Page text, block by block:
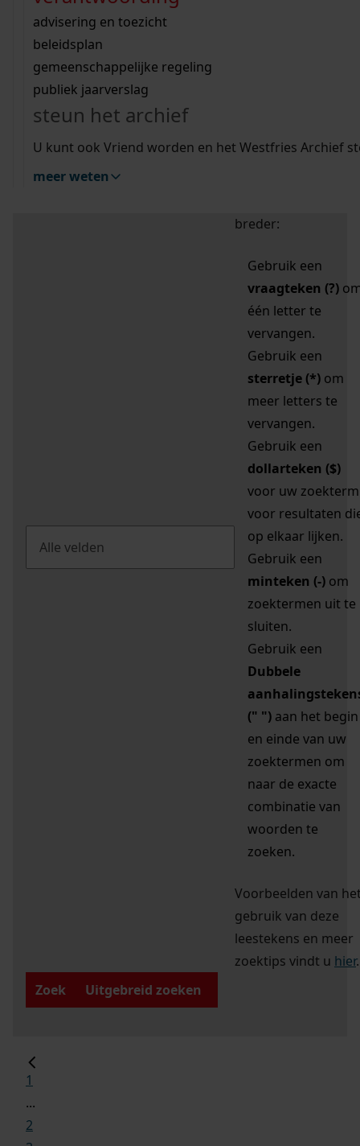
bouwvergunningen
omgevingsvergunningen
vergunningen
beeld en geluid
uitleg nodig?
Wij helpen u op weg met een aantal zoektips.
bekijk alle zoektips
Wij helpen u op weg met een aantal zoektips.
bekijk alle zoektips
bekijk ons geschiedenislokaal
advisering en toezicht
beleidsplan
gemeenschappelijke regeling
publiek jaarverslag
steun het archief
U kunt ook Vriend worden en het Westfries Archief
meer weten
zoektips
Mijn Studiezaal (inloggen)
uw zoekopdracht te
breder:
Gebruik een
vraagteken (?)
één letter te
vervangen.
Gebruik een
sterretje (*) om
meer letters te
vervangen.
Gebruik een
dollarteken ($)
voor uw zoekterm
voor resultaten
op elkaar lijken.
Gebruik een
minteken (-) om
zoektermen uit te
sluiten.
Gebruik een
Dubbele
(" ") aan het begin
en einde van uw
zoektermen om
naar de exacte
combinatie van
woorden te
zoeken.
Voorbeelden van
gebruik van deze
leestekens en meer
zoektips vindt u hier.
Zoek
Uitgebreid zoeken
1
...
2